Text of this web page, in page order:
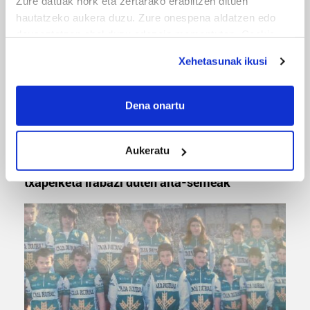
hautatzeko aukera duzu. Zure onespena aldatzen edo
If you allow, we would also like to:
Collect information about your geographical
Identify your device by actively scanning it for
specific characteristics (fingerprinting)
Find out more about how your personal data is processed
and set your preferences in thedetails section.
Guk eta gure bazkideek zure datu pertsonalak
prozesatzen ditugu, zure IP zenbakia, besteak beste,
teknologia erabiliz, cookieak adibidez, iragarki eta eduki
pertsonalizatuak eskaintzeko, iragarkiak eta edukia
neurtzeko, jendeari buruzko informazioa biltzeko eta
Xehetasunak ikusi
Dena onartu
Aukeratu
Euxebio eta Ekaitz Zabala: Zumarragako mus
txapelketa irabazi duten aita-semeak